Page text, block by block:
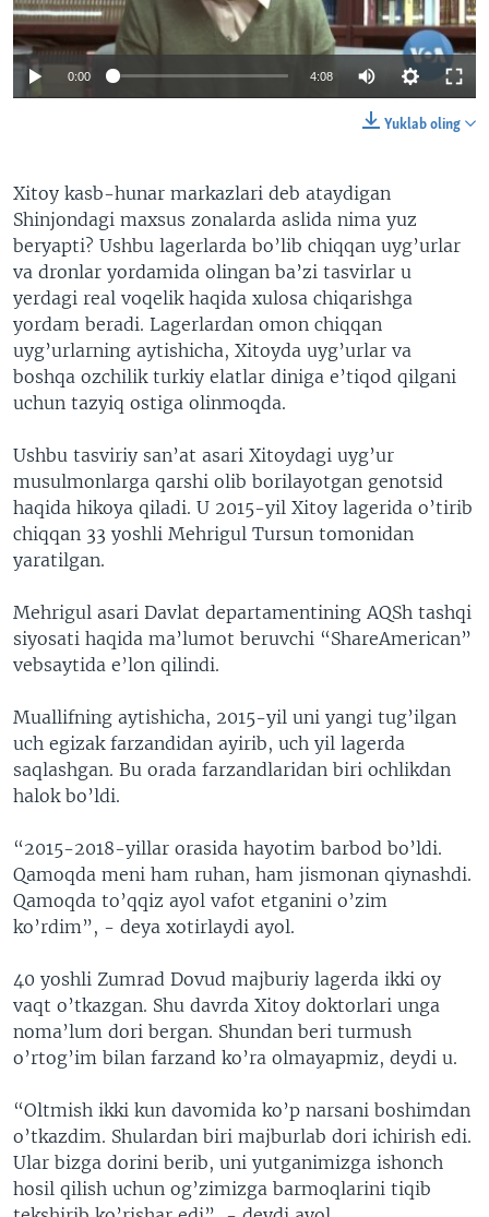
VIDEO
XABARLAR SURATLARDA
ODNOKLASSNIKI
TELEGRAM
TWITTER
0:00 4:08
Yuklab oling
Xitoy kasb-hunar markazlari deb ataydigan
Shinjondagi maxsus zonalarda aslida nima yuz
beryapti? Ushbu lagerlarda bo’lib chiqqan uyg’urlar
va dronlar yordamida olingan ba’zi tasvirlar u
yerdagi real voqelik haqida xulosa chiqarishga
yordam beradi. Lagerlardan omon chiqqan
uyg’urlarning aytishicha, Xitoyda uyg’urlar va
boshqa ozchilik turkiy elatlar diniga e’tiqod qilgani
uchun tazyiq ostiga olinmoqda.
Ushbu tasviriy san’at asari Xitoydagi uyg’ur
musulmonlarga qarshi olib borilayotgan genotsid
haqida hikoya qiladi. U 2015-yil Xitoy lagerida o’tirib
chiqqan 33 yoshli Mehrigul Tursun tomonidan
yaratilgan.
Mehrigul asari Davlat departamentining AQSh tashqi
siyosati haqida ma’lumot beruvchi “ShareAmerican”
vebsaytida e’lon qilindi.
Muallifning aytishicha, 2015-yil uni yangi tug’ilgan
uch egizak farzandidan ayirib, uch yil lagerda
saqlashgan. Bu orada farzandlaridan biri ochlikdan
halok bo’ldi.
“2015-2018-yillar orasida hayotim barbod bo’ldi.
Qamoqda meni ham ruhan, ham jismonan qiynashdi.
Qamoqda to’qqiz ayol vafot etganini o’zim
ko’rdim”, - deya xotirlaydi ayol.
40 yoshli Zumrad Dovud majburiy lagerda ikki oy
vaqt o’tkazgan. Shu davrda Xitoy doktorlari unga
noma’lum dori bergan. Shundan beri turmush
o’rtog’im bilan farzand ko’ra olmayapmiz, deydi u.
“Oltmish ikki kun davomida ko’p narsani boshimdan
o’tkazdim. Shulardan biri majburlab dori ichirish edi.
Ular bizga dorini berib, uni yutganimizga ishonch
hosil qilish uchun og’zimizga barmoqlarini tiqib